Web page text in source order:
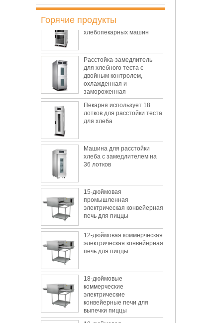
Горячие продукты
Расстойка-замедлитель
для коммерческих
хлебопекарных машин
для хлебного теста с
двойным контролем,
охлажденная и
замороженная
Пекарня использует 18
лотков для расстойки теста
для хлеба
хлеба с замедлителем на
36 лотков
промышленная
электрическая конвейерная
печь для пиццы
электрическая конвейерная
печь для пиццы
коммерческие
электрические
конвейерные печи для
выпечки пиццы
10-дюймовая
промышленная